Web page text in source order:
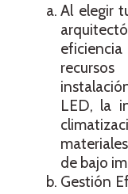
Al elegir
LED, la
de bajo
Gestión